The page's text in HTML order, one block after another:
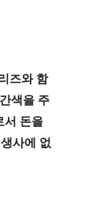
즈와 함
색을 주
서 돈을
사에 없